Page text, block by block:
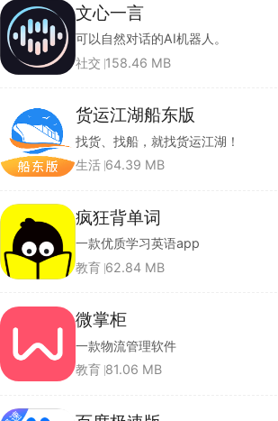
文心一言
可以自然对话的AI机器人。
社交 158.46 MB
货运江湖船东版
找货、找船，就找货运江湖！
生活 64.39 MB
疯狂背单词
一款优质学习英语app
教育 62.84 MB
微掌柜
一款物流管理软件
教育 81.06 MB